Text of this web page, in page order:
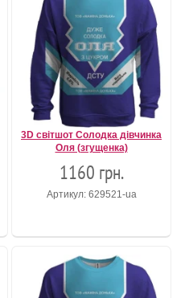
3D світшот Солодка дівчинка
Оля (згущенка)
1160 грн.
Артикул: 629521-ua